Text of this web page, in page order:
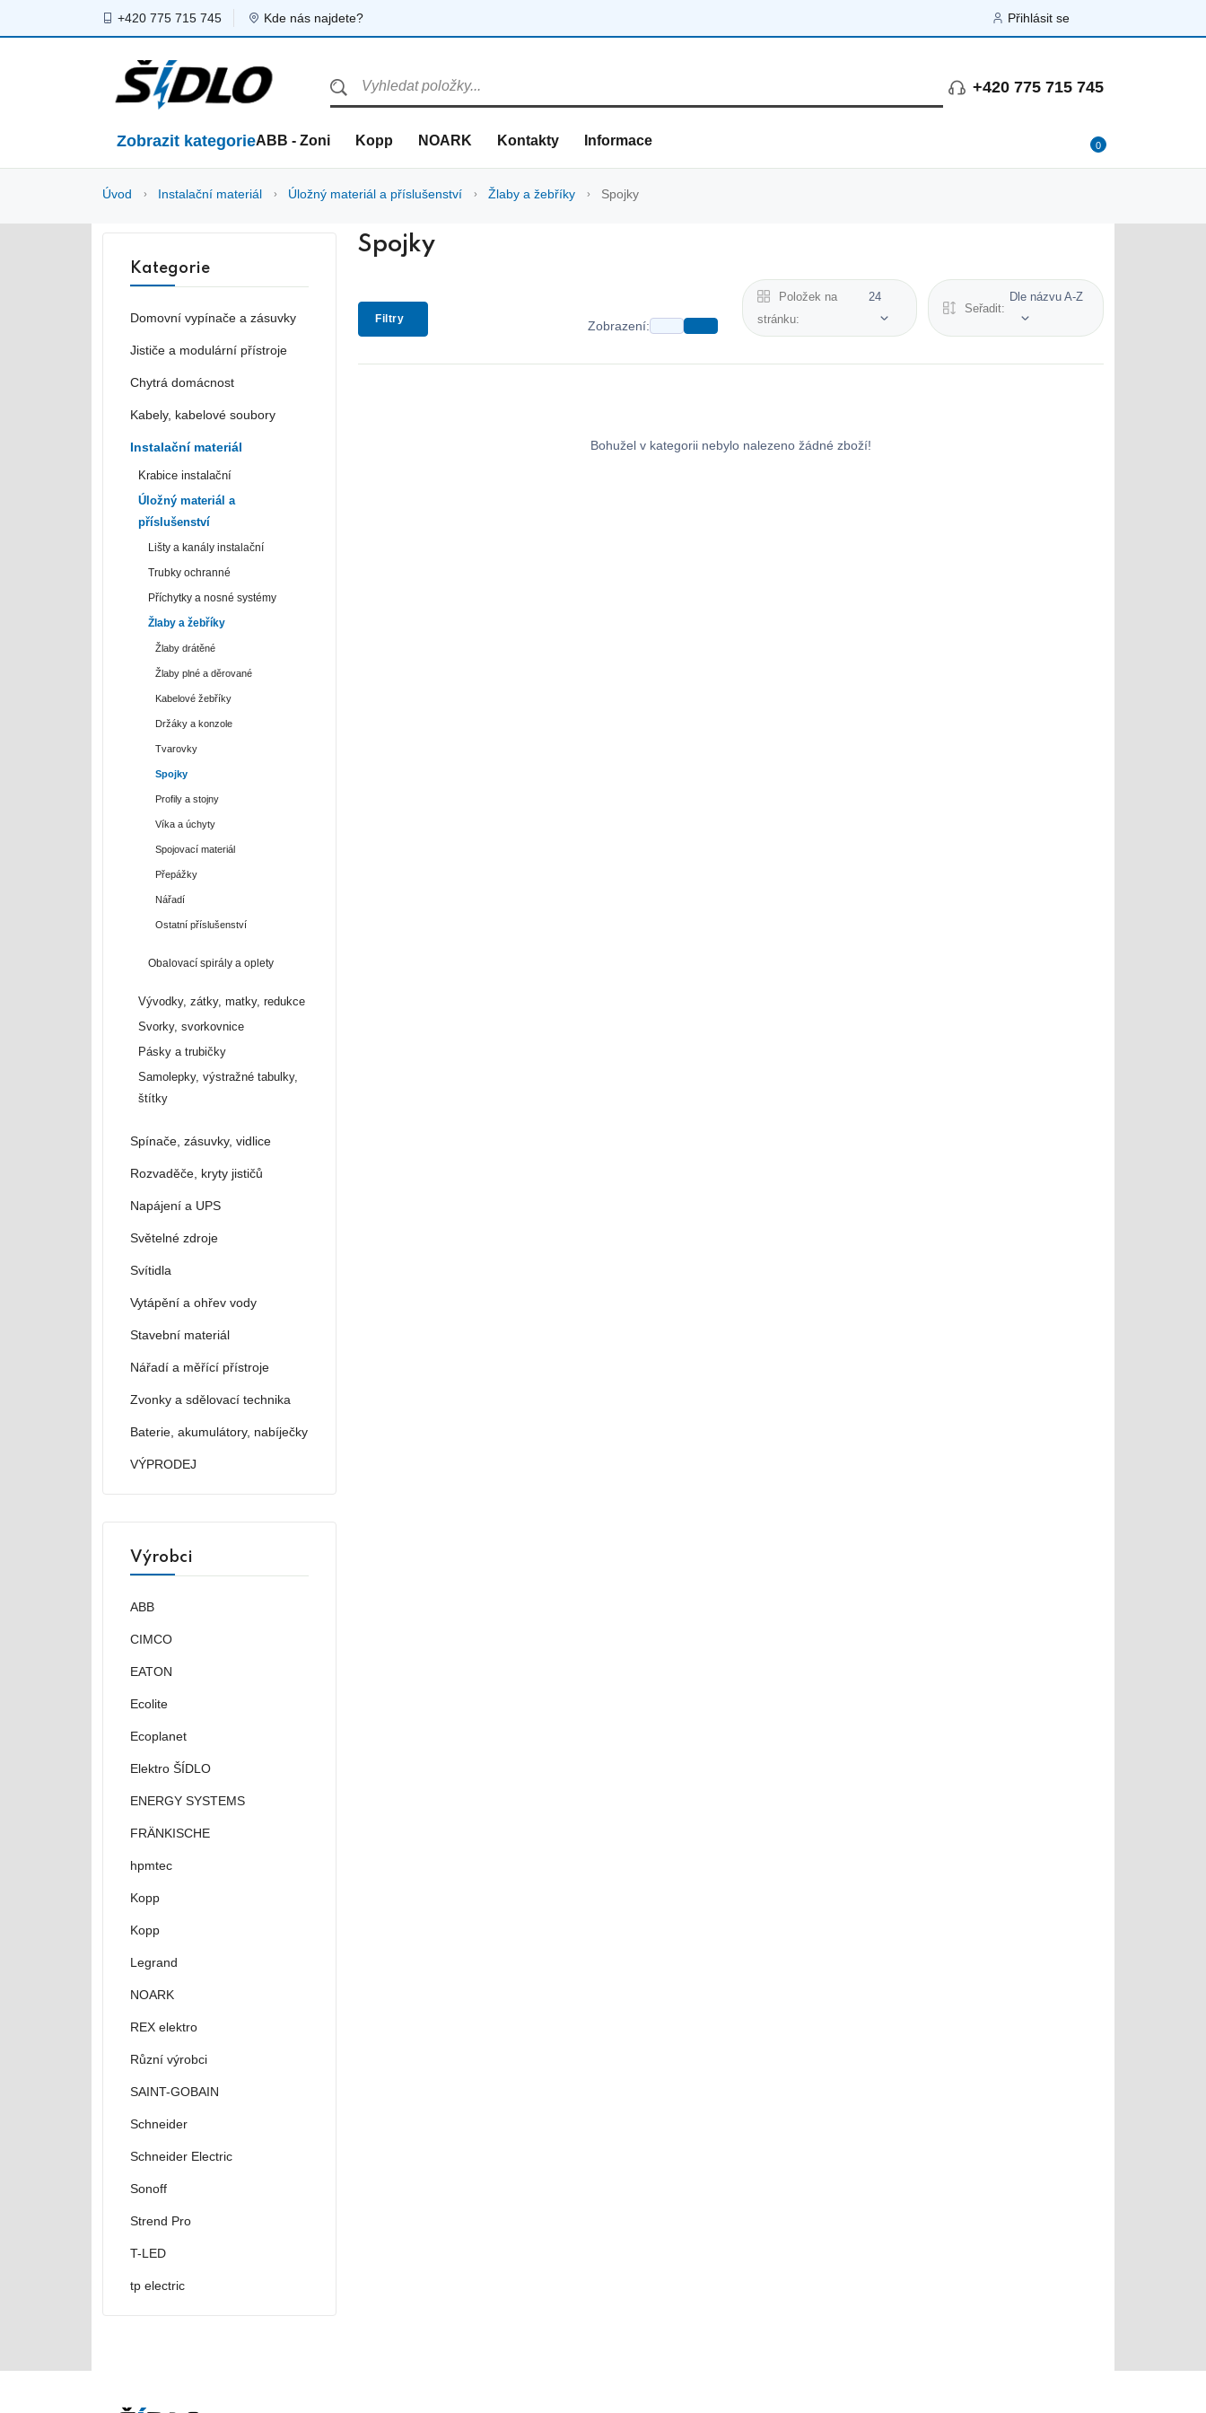
+420 775 715 745 Kde nás najdete? Přihlásit se
+420 775 715 745
Zobrazit kategorieABB - Zoni Kopp NOARK Kontakty Informace 0
Úvod Instalační materiál Úložný materiál a příslušenství Žlaby a žebříky Spojky
Spojky
Filtry Zobrazení:
Položek na
stránku:
24
Seřadit:
Dle názvu A-Z
Bohužel v kategorii nebylo nalezeno žádné zboží!
Kategorie
Domovní vypínače a zásuvky
Jističe a modulární přístroje
Chytrá domácnost
Kabely, kabelové soubory
Instalační materiál
Krabice instalační
Úložný materiál a
příslušenství
Lišty a kanály instalační
Trubky ochranné
Příchytky a nosné systémy
Žlaby a žebříky
Žlaby drátěné
Žlaby plné a děrované
Kabelové žebříky
Držáky a konzole
Tvarovky
Spojky
Profily a stojny
Víka a úchyty
Spojovací materiál
Přepážky
Nářadí
Ostatní příslušenství
Obalovací spirály a oplety
Vývodky, zátky, matky, redukce
Svorky, svorkovnice
Pásky a trubičky
Samolepky, výstražné tabulky,
štítky
Spínače, zásuvky, vidlice
Rozvaděče, kryty jističů
Napájení a UPS
Světelné zdroje
Svítidla
Vytápění a ohřev vody
Stavební materiál
Nářadí a měřící přístroje
Zvonky a sdělovací technika
Baterie, akumulátory, nabíječky
VÝPRODEJ
Výrobci
ABB
CIMCO
EATON
Ecolite
Ecoplanet
Elektro ŠÍDLO
ENERGY SYSTEMS
FRÄNKISCHE
hpmtec
Kopp
Kopp
Legrand
NOARK
REX elektro
Různí výrobci
SAINT-GOBAIN
Schneider
Schneider Electric
Sonoff
Strend Pro
T-LED
tp electric